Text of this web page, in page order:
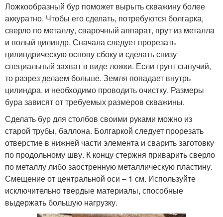
Ложкообразный бур поможет вырыть скважину более
аккуратно. Чтобы его сделать, потребуются болгарка,
сверло по металлу, сварочный аппарат, прут из металла
и полый цилиндр. Сначала следует прорезать
цилиндрическую основу сбоку и сделать снизу
специальный захват в виде ложки. Если грунт сыпучий,
то разрез делаем больше. Земля попадает внутрь
цилиндра, и необходимо проводить очистку. Размеры
бура зависят от требуемых размеров скважины.
Сделать бур для столбов своими руками можно из
старой трубы, баллона. Болгаркой следует прорезать
отверстие в нижней части элемента и сварить заготовку
по продольному шву. К концу стержня приварить сверло
по металлу либо заостренную металлическую пластину.
Смещение от центральной оси – 1 см. Используйте
исключительно твердые материалы, способные
выдержать большую нагрузку.